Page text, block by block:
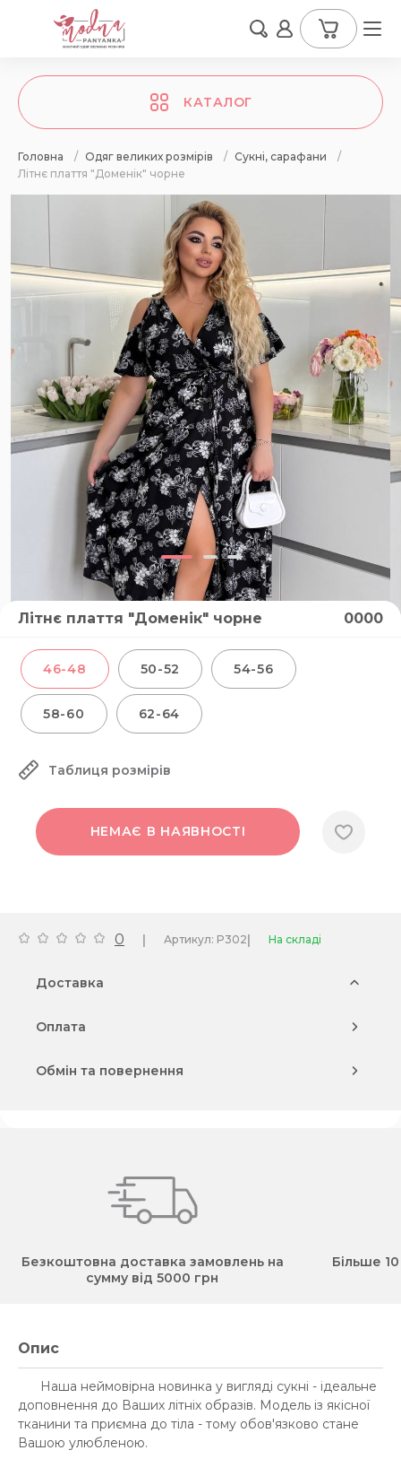
КАТАЛОГ
Головна / Одяг великих розмірів / Сукні, сарафани
/
Літнє плаття "Доменік" чорне
Літнє плаття "Доменік" чорне 0000
46-48 50-52 54-56
58-60 62-64
Таблиця розмірів
НЕМАЄ В НАЯВНОСТІ
0 | Артикул: P302| На складі
Доставка
Оплата
Обмін та повернення
Безкоштовна доставка замовлень на
сумму від 5000 грн
Більше
Опис
Наша неймовірна новинка у вигляді сукні - ідеальне
доповнення до Ваших літніх образів. Модель із якісної
тканини та приємна до тіла - тому обов'язково стане
Вашою улюбленою.